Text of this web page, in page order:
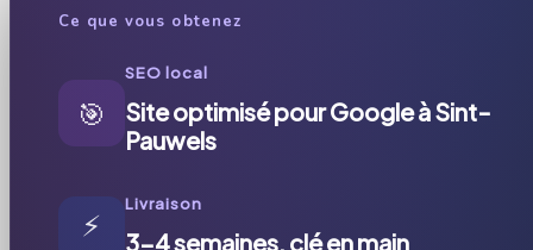
Ce que vous obtenez
🎯
SEO local
Site optimisé pour Google à Sint-
Pauwels
⚡
Livraison
3-4 semaines, clé en main